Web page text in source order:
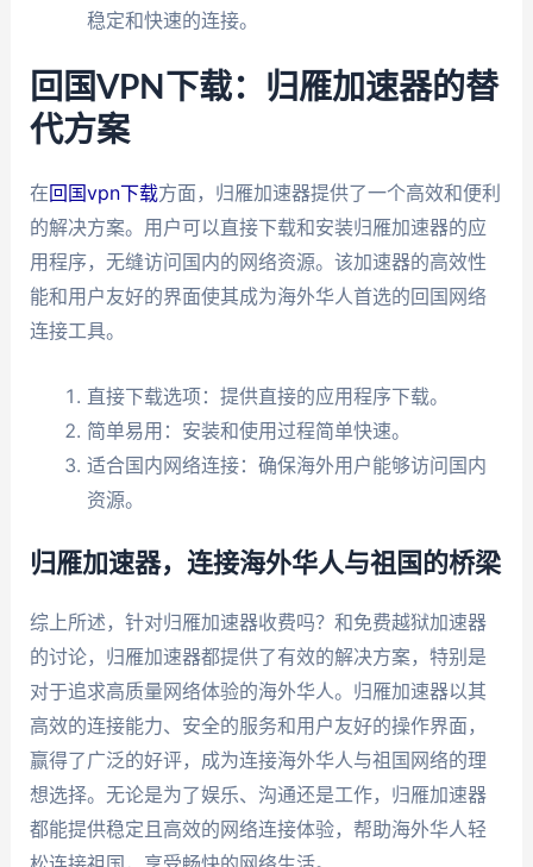
稳定和快速的连接。
回国VPN下载：归雁加速器的替
代方案
在回国vpn下载方面，归雁加速器提供了一个高效和便利
的解决方案。用户可以直接下载和安装归雁加速器的应
用程序，无缝访问国内的网络资源。该加速器的高效性
能和用户友好的界面使其成为海外华人首选的回国网络
连接工具。
直接下载选项：提供直接的应用程序下载。
简单易用：安装和使用过程简单快速。
适合国内网络连接：确保海外用户能够访问国内
资源。
归雁加速器，连接海外华人与祖国的桥梁
综上所述，针对归雁加速器收费吗？和免费越狱加速器
的讨论，归雁加速器都提供了有效的解决方案，特别是
对于追求高质量网络体验的海外华人。归雁加速器以其
高效的连接能力、安全的服务和用户友好的操作界面，
赢得了广泛的好评，成为连接海外华人与祖国网络的理
想选择。无论是为了娱乐、沟通还是工作，归雁加速器
都能提供稳定且高效的网络连接体验，帮助海外华人轻